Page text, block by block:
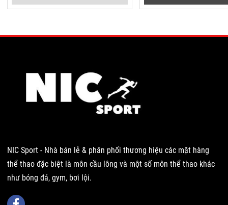
NIC Sport - Nhà bán lẻ & phân phối thương hiệu các mặt hàng
thể thao đặc biệt là môn cầu lông và một số môn thể thao khác
như bóng đá, gym, bơi lội.